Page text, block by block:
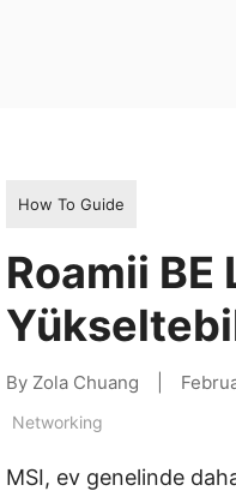
How To Guide
Roamii BE
By Zola Chuang
Networking
MSI, ev genelinde